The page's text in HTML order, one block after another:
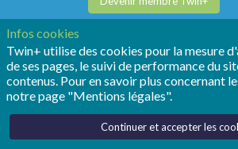
Déjà membre Twin+ ? Connectez-
accéder à ce contenu avoir une
complète !
Connectez-vous
Infos cookies
Twin+ utilise des cookies pour la mesure
de ses pages, le suivi de performance du
contenus. Pour en savoir plus concernant
notre page "Mentions légales".
Continuer et accepter les